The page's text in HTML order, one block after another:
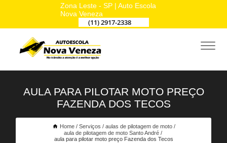
Zona Leste - SP | Auto Escola
Nova Veneza
(11) 2917-2338
AULA PARA PILOTAR MOTO PREÇO
FAZENDA DOS TECOS
Home Serviços
aulas de pilotagem de moto
aula de pilotagem de moto Santo André
aula para pilotar moto preço Fazenda dos Tecos